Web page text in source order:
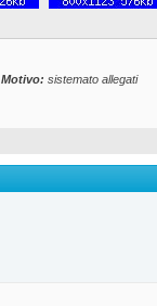
Motivo: sistemato allegati